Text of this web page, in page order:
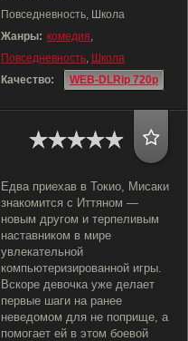
Повседневность, Школа
Жанры: комедия,
Повседневность, Школа
Качество:
WEB-DLRip 720p
Едва приехав в Токио, Мисаки
знакомится с Иттяном —
новым другом и терпеливым
наставником в мире
увлекательной
компьютеризированной игры.
Вскоре девочка уже делает
первые шаги на ранее
неведомом для не поприще, а
помогает ей в этом боевой